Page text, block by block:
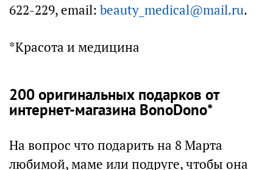
622-229, email: beauty_medical@mail.ru.
*Красота и медицина
200 оригинальных подарков от
интернет-магазина BonoDono*
На вопрос что подарить на 8 Марта
любимой, маме или подруге, чтобы она